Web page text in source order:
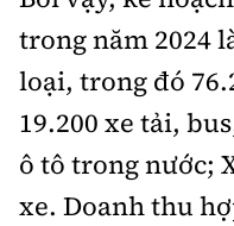
trong năm 2024
loại, trong đó
19.200 xe tải,
ô tô trong nước;
xe. Doanh thu